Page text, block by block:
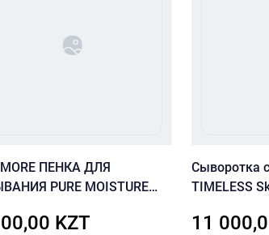
MORE ПЕНКА ДЛЯ
PURE MOISTURE
KZT
Сыворотка
TIMELESS
11